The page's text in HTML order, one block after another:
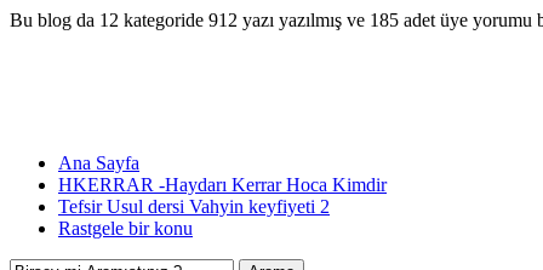
Bu blog da 12 kategoride 912 yazı yazılmış ve 185 adet üye yorumu
Ana Sayfa
HKERRAR -Haydarı Kerrar Hoca Kimdir
Tefsir Usul dersi Vahyin keyfiyeti 2
Rastgele bir konu